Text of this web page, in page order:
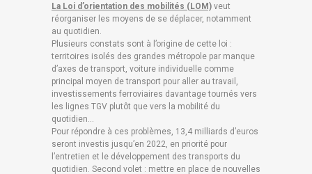
La Loi d’orientation des mobilités (LOM) veut
réorganiser les moyens de se déplacer, notamment
au quotidien.
Plusieurs constats sont à l’origine de cette loi :
territoires isolés des grandes métropole par manque
d’axes de transport, voiture individuelle comme
principal moyen de transport pour aller au travail,
investissements ferroviaires davantage tournés vers
les lignes TGV plutôt que vers la mobilité du
quotidien…
Pour répondre à ces problèmes, 13,4 milliards d’euros
seront investis jusqu’en 2022, en priorité pour
l’entretien et le développement des transports du
quotidien. Second volet : mettre en place de nouvelles